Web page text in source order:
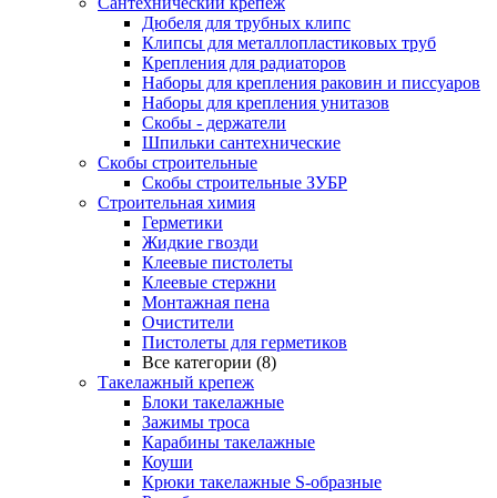
Дюбеля для трубных клипс
Клипсы для металлопластиковых труб
Крепления для радиаторов
Наборы для крепления раковин и писсуаров
Наборы для крепления унитазов
Скобы - держатели
Шпильки сантехнические
Скобы строительные
Скобы строительные ЗУБР
Строительная химия
Герметики
Жидкие гвозди
Клеевые пистолеты
Клеевые стержни
Монтажная пена
Очистители
Пистолеты для герметиков
Все категории (8)
Такелажный крепеж
Блоки такелажные
Зажимы троса
Карабины такелажные
Коуши
Крюки такелажные S-образные